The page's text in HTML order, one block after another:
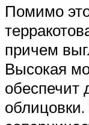
Помимо
причем
Высокая
обеспечит